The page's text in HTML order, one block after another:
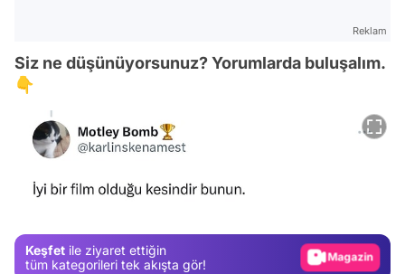
Reklam
Siz ne düşünüyorsunuz? Yorumlarda buluşalım.
👇
Keşfet ile ziyaret ettiğin
tüm kategorileri tek akışta gör!
Video
Video